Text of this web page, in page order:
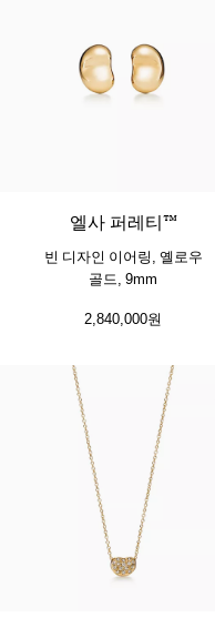
엘사 퍼레티™
빈 디자인 이어링, 옐로우
골드, 9mm
2,840,000원